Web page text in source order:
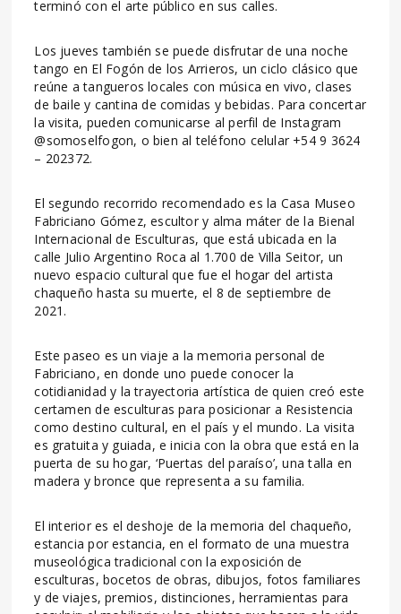
terminó con el arte público en sus calles.
Los jueves también se puede disfrutar de una noche
tango en El Fogón de los Arrieros, un ciclo clásico que
reúne a tangueros locales con música en vivo, clases
de baile y cantina de comidas y bebidas. Para concertar
la visita, pueden comunicarse al perfil de Instagram
@somoselfogon, o bien al teléfono celular +54 9 3624
– 202372.
El segundo recorrido recomendado es la Casa Museo
Fabriciano Gómez, escultor y alma máter de la Bienal
Internacional de Esculturas, que está ubicada en la
calle Julio Argentino Roca al 1.700 de Villa Seitor, un
nuevo espacio cultural que fue el hogar del artista
chaqueño hasta su muerte, el 8 de septiembre de
2021.
Este paseo es un viaje a la memoria personal de
Fabriciano, en donde uno puede conocer la
cotidianidad y la trayectoria artística de quien creó este
certamen de esculturas para posicionar a Resistencia
como destino cultural, en el país y el mundo. La visita
es gratuita y guiada, e inicia con la obra que está en la
puerta de su hogar, ‘Puertas del paraíso’, una talla en
madera y bronce que representa a su familia.
El interior es el deshoje de la memoria del chaqueño,
estancia por estancia, en el formato de una muestra
museológica tradicional con la exposición de
esculturas, bocetos de obras, dibujos, fotos familiares
y de viajes, premios, distinciones, herramientas para